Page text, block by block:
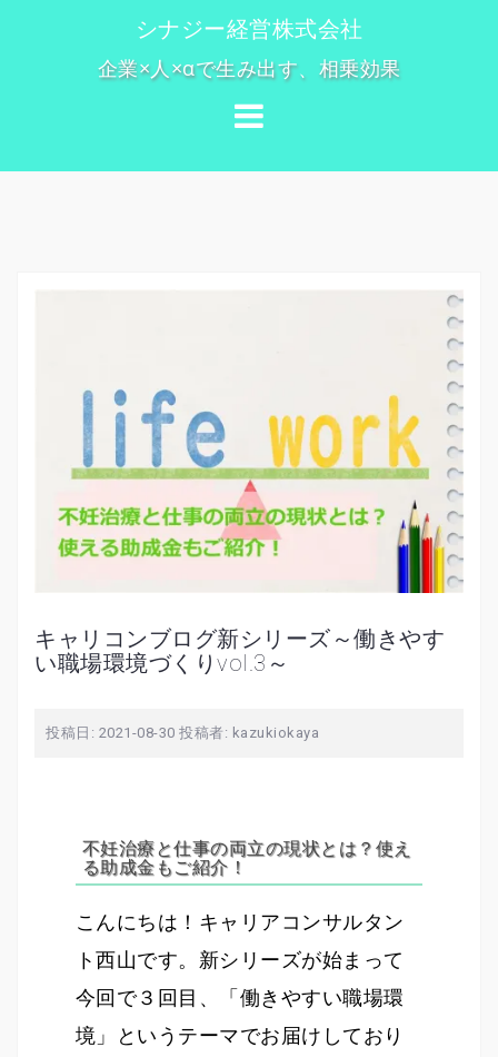
シナジー経営株式会社
企業×人×αで生み出す、相乗効果
キャリコンブログ新シリーズ～働きやす
い職場環境づくりvol.3～
投稿日: 2021-08-30 投稿者: kazukiokaya
不妊治療と仕事の両立の現状とは？使え
る助成金もご紹介！
こんにちは！キャリアコンサルタン
ト西山です。新シリーズが始まって
今回で３回目、「働きやすい職場環
境」というテーマでお届けしており